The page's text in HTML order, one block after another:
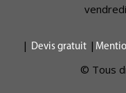
| Devis gratuit |
© Tous